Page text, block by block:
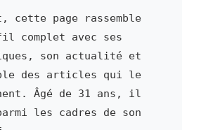
cette page rassemble
complet avec ses
son actualité et
des articles qui le
Âgé de 31 ans, il
les cadres de son